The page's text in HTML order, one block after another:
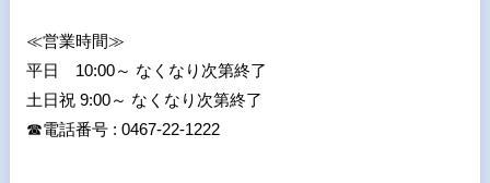
≪営業時間≫
平日 10:00～ なくなり次第終了
土日祝 9:00～ なくなり次第終了
☎電話番号 : 0467-22-1222